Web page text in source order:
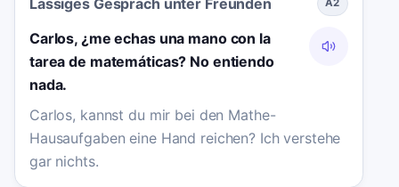
A2
Carlos, ¿me echas una mano con la
tarea de matemáticas? No entiendo
nada.
Carlos, kannst du mir bei den Mathe-
Hausaufgaben eine Hand reichen? Ich verstehe
gar nichts.